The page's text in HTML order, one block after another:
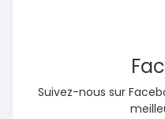
Suivez-nous sur